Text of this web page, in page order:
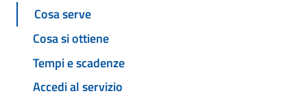
Cosa serve
Cosa si ottiene
Tempi e scadenze
Accedi al servizio